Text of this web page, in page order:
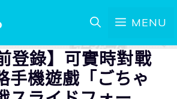
MENU
登錄】可實時對戰
手機遊戲「ごちゃ